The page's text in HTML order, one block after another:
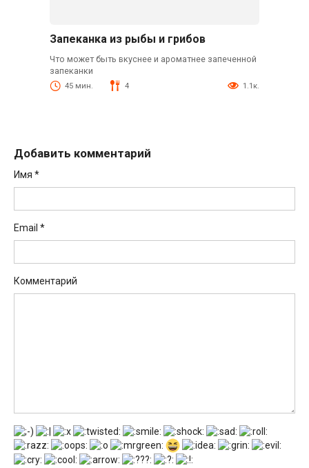
Запеканка из рыбы и грибов
Что может быть вкуснее и ароматнее запеченной
запеканки
45 мин. 4 1.1к.
Добавить комментарий
Имя *
Email *
Комментарий